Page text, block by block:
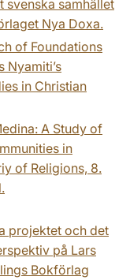
samhället
Nya Doxa.
of Foundations
Nyamiti’s
in Christian
A Study of
in
of Religions, 8.
projektet och det
på Lars
Bokförlag